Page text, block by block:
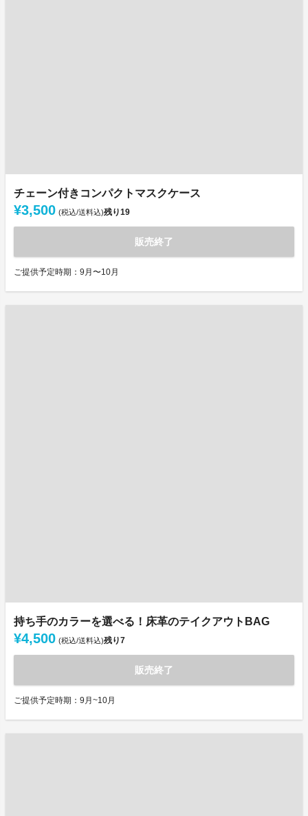
チェーン付きコンパクトマスクケース
¥3,500 (税込/送料込)残り19
販売終了
ご提供予定時期：9月〜10月
持ち手のカラーを選べる！床革のテイクアウトBAG
¥4,500 (税込/送料込)残り7
販売終了
ご提供予定時期：9月~10月